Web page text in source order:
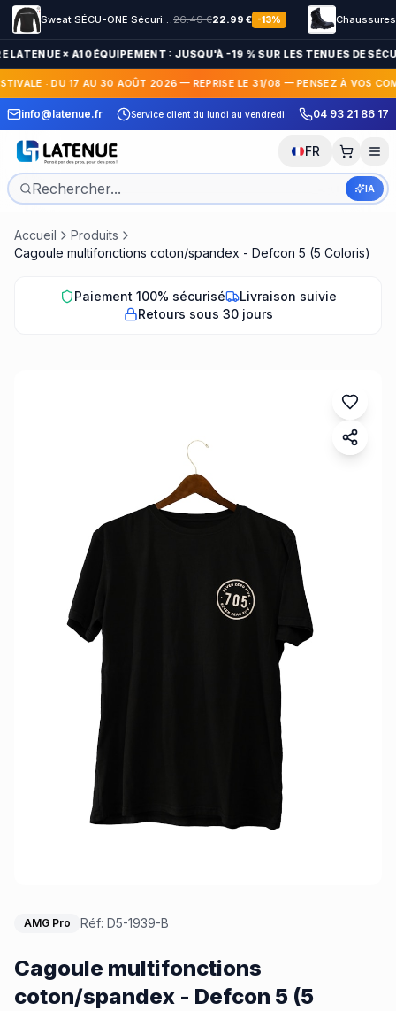
Sweat SÉCU-ONE Sécurité Privée noir26.49€22.99€ -13%
LATENUE × A10 ÉQUIPEMENT : JUSQU'À -19 % SUR LES TENUES DE
: DU 17 AU 30 AOÛT 2026 — REPRISE LE 31/08 — PENSEZ À VOS
info@latenue.fr
changer d'avis
Service client du lundi au vendredi Impression ou
04 93 21 86 17
FR
IA
Accueil
Produits
Cagoule multifonctions coton/spandex - Defcon 5 (5 Coloris)
Paiement 100% sécurisé
Livraison suivie
Retours sous 30 jours
AMG Pro Réf: D5-1939-B
Cagoule multifonctions
coton/spandex - Defcon 5 (5